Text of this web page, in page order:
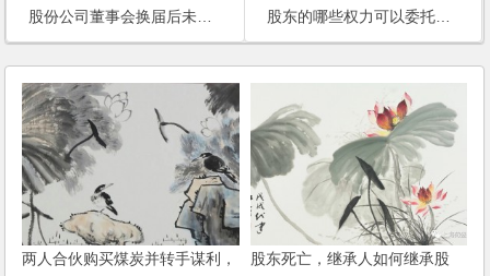
股份公司董事会换届后未到有关部门登记，此期间签订的合同是否有效？
股东的哪些权力可以委托他人代为行使？哪些权力必须亲自行使？
两人合伙购买煤炭并转手谋利，
股东死亡，继承人如何继承股